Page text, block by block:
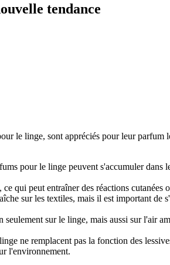
tendance
le linge, sont appréciés pour leur
pour le linge peuvent s'accumuler
qui peut entraîner des réactions cutanées
sur les textiles, mais il est important de
sur le linge, mais aussi sur l'air
ne remplacent pas la fonction des
l'environnement.